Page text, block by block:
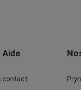
Aide
contact